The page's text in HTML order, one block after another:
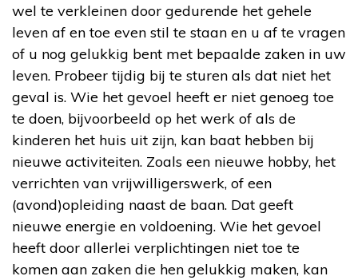
wel te verkleinen door gedurende het gehele
leven af en toe even stil te staan en u af te vragen
of u nog gelukkig bent met bepaalde zaken in uw
leven. Probeer tijdig bij te sturen als dat niet het
geval is. Wie het gevoel heeft er niet genoeg toe
te doen, bijvoorbeeld op het werk of als de
kinderen het huis uit zijn, kan baat hebben bij
nieuwe activiteiten. Zoals een nieuwe hobby, het
verrichten van vrijwilligerswerk, of een
(avond)opleiding naast de baan. Dat geeft
nieuwe energie en voldoening. Wie het gevoel
heeft door allerlei verplichtingen niet toe te
komen aan zaken die hen gelukkig maken, kan